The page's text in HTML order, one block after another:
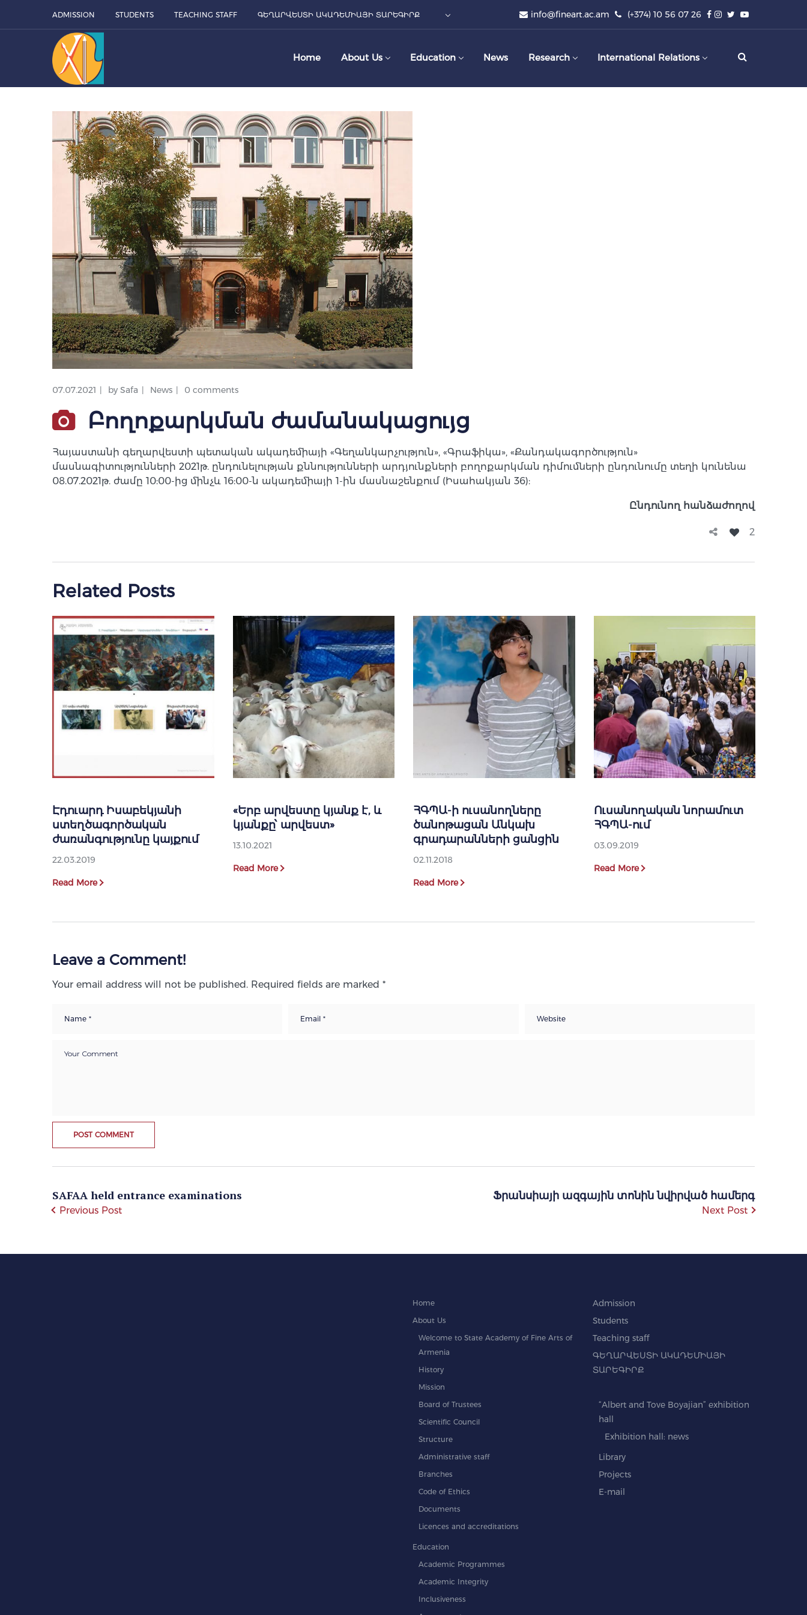
ADMISSION STUDENTS TEACHING STAFF ԳԵՂԱՐՎԵՍՏԻ ԱԿԱԴԵՄԻԱՅԻ ՏԱՐԵԳԻՐՔ info@fineart.ac.am (+374) 10 56 07 26
Home About Us Education News Research International Relations
07.07.2021 by Safa News 0 comments
Բողոքարկման ժամանակացույց
Հայաստանի գեղարվեստի պետական ակադեմիայի «Գեղանկարչություն», «Գրաֆիկա», «Քանդակագործություն»
մասնագիտությունների 2021թ. ընդունելության քննությունների արդյունքների բողոքարկման դիմումների ընդունումը տեղի կունենա
08.07.2021թ. ժամը 10:00-ից մինչև 16:00-ն ակադեմիայի 1-ին մասնաշենքում (Իսահակյան 36):
Ընդունող հանձաժողով
2
Related Posts
Էդուարդ Իսաբեկյանի
ստեղծագործական
ժառանգությունը կայքում
22.03.2019
Read More
«Երբ արվեստը կյանք է, և
կյանքը՝ արվեստ»
13.10.2021
Read More
ՀԳՊԱ-ի ուսանողները
ծանոթացան Անկախ
գրադարանների ցանցին
02.11.2018
Read More
Ուսանողական նորամուտ
ՀԳՊԱ-ում
03.09.2019
Read More
Leave a Comment!
Your email address will not be published. Required fields are marked *
SAFAA held entrance examinations
Previous Post
Ֆրանսիայի ազգային տոնին նվիրված համերգ
Next Post
Home
About Us
Welcome to State Academy of Fine Arts of
Armenia
History
Mission
Board of Trustees
Scientific Council
Structure
Administrative staff
Branches
Code of Ethics
Documents
Licences and accreditations
Education
Academic Programmes
Academic Integrity
Inclusiveness
Admission
Students
Teaching staff
ԳԵՂԱՐՎԵՍՏԻ ԱԿԱԴԵՄԻԱՅԻ
ՏԱՐԵԳԻՐՔ
“Albert and Tove Boyajian” exhibition
hall
Exhibition hall: news
Library
Projects
E-mail